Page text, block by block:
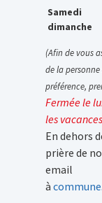
Samedi
dimanche
(Afin de vous
de la
préférence,
Fermée le
les
En dehors
prière de
email
à